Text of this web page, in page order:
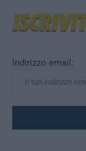
Indirizzo email: